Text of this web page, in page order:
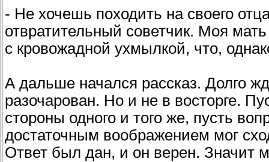
- Не хочешь походить на своего
отвратительный советчик. Моя
с кровожадной ухмылкой, что,
А дальше начался рассказ. Долго
разочарован. Но и не в восторге.
стороны одного и того же, пусть
достаточным воображением мог
Ответ был дан, и он верен. Значит